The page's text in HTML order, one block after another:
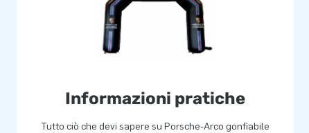
Informazioni pratiche
Tutto ciò che devi sapere su Porsche-Arco gonfiabile